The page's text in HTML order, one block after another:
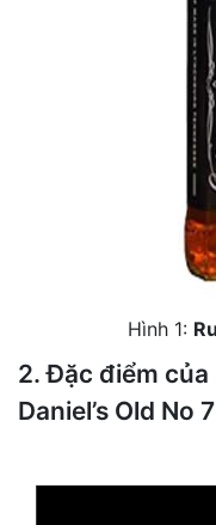
Hình 1:
2. Đặc điểm
Daniel’s Old No